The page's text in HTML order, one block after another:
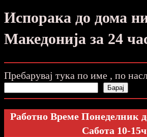
Испорака до дома
Македонија за 24
Пребарувај тука по име , по
Барај
Работно Време Понеделник
Сабота 10-15ч